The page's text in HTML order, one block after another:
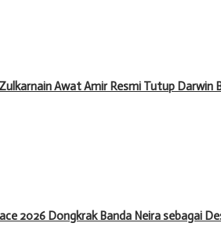
Awat Amir Resmi Tutup Darwin
2026 Dongkrak Banda Neira sebagai